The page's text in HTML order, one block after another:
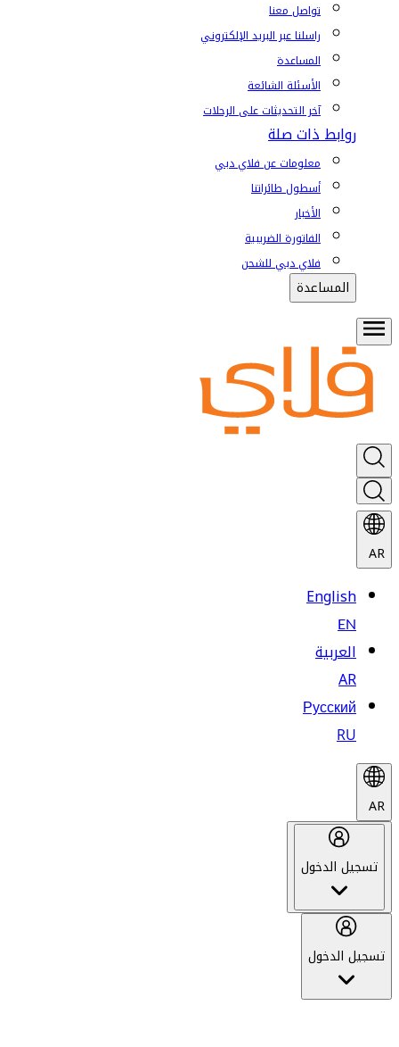
تواصل معنا
راسلنا عبر البريد الإلكتروني
المساعدة
الأسئلة الشائعة
آخر التحديثات على الرحلات
روابط ذات صلة
معلومات عن فلاي دبي
أسطول طائراتنا
الأخبار
الفاتورة الضريبية
فلاي دبي للشحن
المساعدة
AR
English
EN
العربية
AR
Русский
RU
AR
تسجيل الدخول
تسجيل الدخول